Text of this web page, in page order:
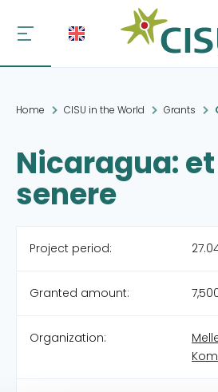
Home CISU in the World Grants
Nicaragua:
senere
Project period:
Granted amount:
Organization: